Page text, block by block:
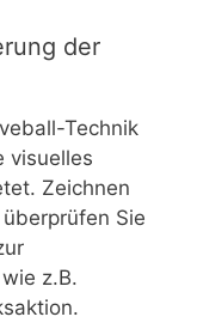
der
Technik
visuelles
Zeichnen
Sie
z.B.